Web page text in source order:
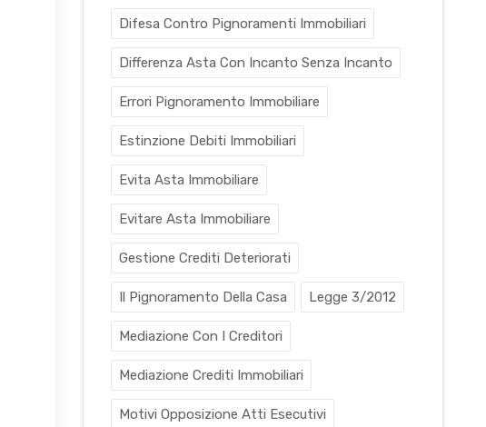
Difesa Contro Pignoramenti Immobiliari
Differenza Asta Con Incanto Senza Incanto
Errori Pignoramento Immobiliare
Estinzione Debiti Immobiliari
Evita Asta Immobiliare
Evitare Asta Immobiliare
Gestione Crediti Deteriorati
Il Pignoramento Della Casa Legge 3/2012
Mediazione Con I Creditori
Mediazione Crediti Immobiliari
Motivi Opposizione Atti Esecutivi